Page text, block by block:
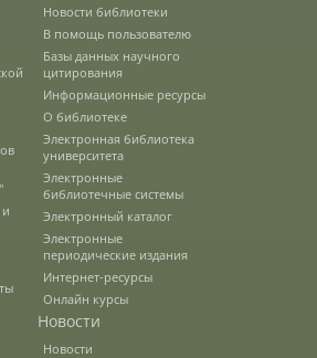
Рособрнадзора
Новости библиотеки
В помощь пользователю
Базы данных научного
цитирования
Информационные ресурсы
О библиотеке
Электронная библиотека
университета
Электронные
библиотечные системы
Электронный каталог
Электронные
периодические издания
Интернет-ресурсы
Онлайн курсы
Новости
Новости